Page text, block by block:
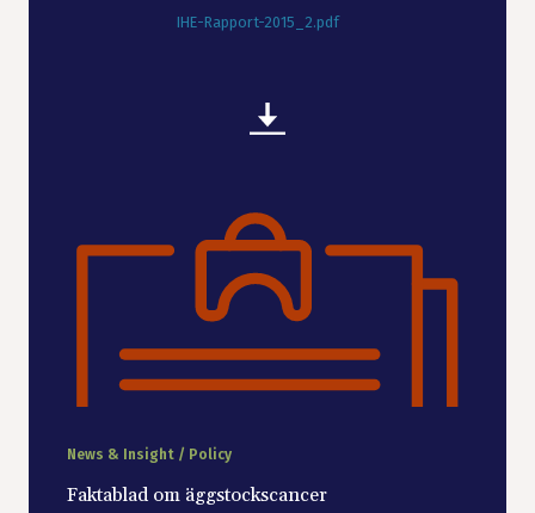
IHE-Rapport-2015_2.pdf
News & Insight / Policy
Faktablad om äggstockscancer